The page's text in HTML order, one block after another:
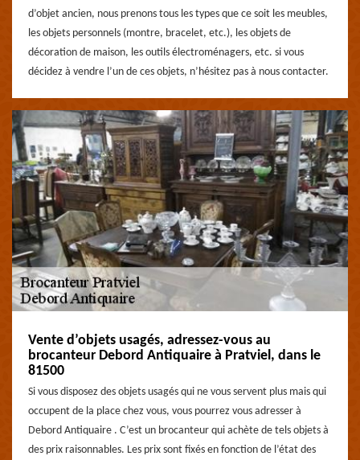
d’objet ancien, nous prenons tous les types que ce soit les meubles,
les objets personnels (montre, bracelet, etc.), les objets de
décoration de maison, les outils électroménagers, etc. si vous
décidez à vendre l’un de ces objets, n’hésitez pas à nous contacter.
Vente d’objets usagés, adressez-vous au
brocanteur Debord Antiquaire à Pratviel, dans le
81500
Si vous disposez des objets usagés qui ne vous servent plus mais qui
occupent de la place chez vous, vous pourrez vous adresser à
Debord Antiquaire . C’est un brocanteur qui achète de tels objets à
des prix raisonnables. Les prix sont fixés en fonction de l’état des